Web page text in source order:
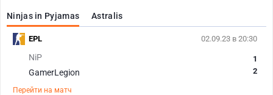
Ninjas in Pyjamas Astralis
02.09.23 в 20:30
NiP
GamerLegion
1
2
Перейти на матч
EPL